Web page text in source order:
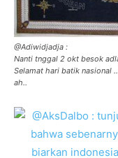
@Adiwidjadja :
Nanti tnggal 2 okt besok
Selamat hari batik nasional
ah..